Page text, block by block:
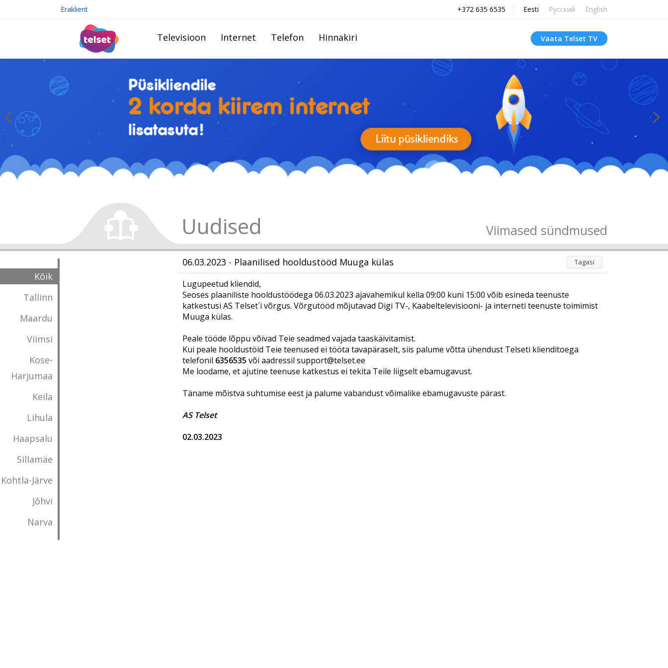
Eraklient +372 635 6535 Eesti Русский English
Televisioon Internet Telefon Hinnakiri Vaata Telset TV
Uudised Viimased sündmused
Kõik
Tallinn
Maardu
Viimsi
Kose-
Harjumaa
Keila
Lihula
Haapsalu
Sillamäe
Kohtla-Järve
Jõhvi
Narva
06.03.2023 - Plaanilised hooldustööd Muuga külas Tagasi
Lugupeetud kliendid,
Seoses plaaniliste hooldustöödega 06.03.2023 ajavahemikul kella 09:00 kuni 15:00 võib esineda teenuste
katkestusi AS Telset´i võrgus. Võrgutööd mõjutavad Digi TV-, Kaabeltelevisiooni- ja interneti teenuste toimimist
Muuga külas.
Peale tööde lõppu võivad Teie seadmed vajada taaskäivitamist.
Kui peale hooldustöid Teie teenused ei tööta tavapäraselt, siis palume võtta ühendust Telseti klienditoega
telefonil 6356535 või aadressil support@telset.ee
Me loodame, et ajutine teenuse katkestus ei tekita Teile liigselt ebamugavust.
Täname mõistva suhtumise eest ja palume vabandust võimalike ebamugavuste pärast.
AS Telset
02.03.2023